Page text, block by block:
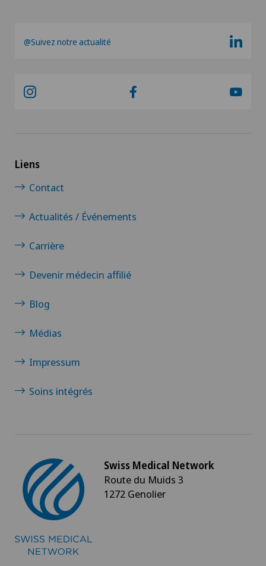
@Suivez notre actualité
Liens
Contact
Actualités / Événements
Carrière
Devenir médecin affilié
Blog
Médias
Impressum
Soins intégrés
Swiss Medical Network
Route du Muids 3
1272 Genolier